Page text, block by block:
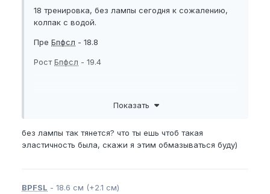
18 тренировка, без лампы сегодня к сожалению,
колпак с водой.
Пре Бпфсл - 18.8
РостБпфсл - 19.4
Тренировка так се прошла т.к. без лампы -
и приболел чё то. Вирус походу, в окружении
много кто болеет(
Показать
без лампы так тянется? что ты ешь чтоб такая
эластичность была, скажи я этим обмазываться буду)
BPFSL - 18.6 см (+2.1 см)